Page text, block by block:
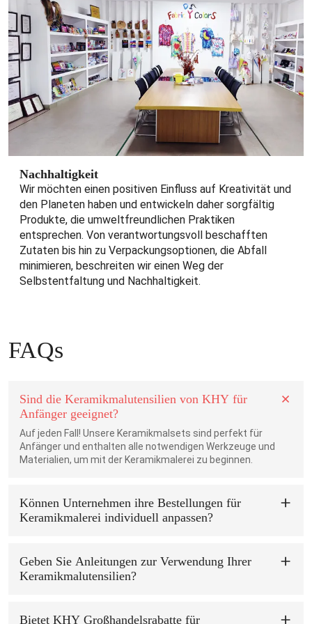
Nachhaltigkeit
Wir möchten einen positiven Einfluss auf Kreativität und
den Planeten haben und entwickeln daher sorgfältig
Produkte, die umweltfreundlichen Praktiken
entsprechen. Von verantwortungsvoll beschafften
Zutaten bis hin zu Verpackungsoptionen, die Abfall
minimieren, beschreiten wir einen Weg der
Selbstentfaltung und Nachhaltigkeit.
FAQs
Sind die Keramikmalutensilien von KHY für
Anfänger geeignet?
Auf jeden Fall! Unsere Keramikmalsets sind perfekt für
Anfänger und enthalten alle notwendigen Werkzeuge und
Materialien, um mit der Keramikmalerei zu beginnen.
Können Unternehmen ihre Bestellungen für
Keramikmalerei individuell anpassen?
Keramikmalzubehör wählen oder gemeinsam mit uns
individuelle Produkte entwickeln, die Ihren spezifischen
Geben Sie Anleitungen zur Verwendung Ihrer
Keramikmalutensilien?
Produkten liegen Anleitungen bei und für weitere Fragen
Bietet KHY Großhandelsrabatte für